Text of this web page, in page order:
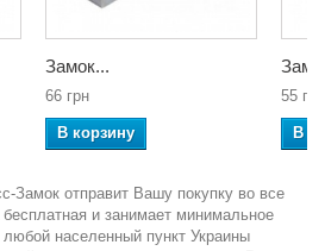
Замок...
66 грн
В корзину
55 грн
В
Замок отправит Вашу покупку во все
и занимает минимальное
населенный пункт Украины